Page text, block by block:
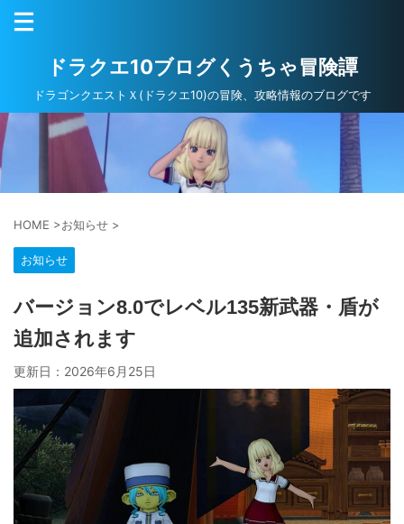
ドラクエ10ブログくうちゃ冒険譚
ドラゴンクエストＸ(ドラクエ10)の冒険、攻略情報のブログです
HOME >お知らせ >
お知らせ
バージョン8.0でレベル135新武器・盾が
追加されます
更新日： 2026年6月25日